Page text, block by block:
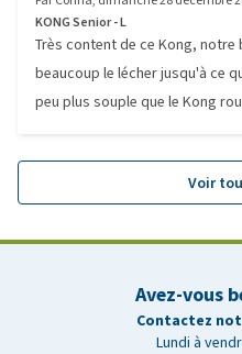
KONG Senior - L
Très content de ce Kong, notre
beaucoup le lécher jusqu'à ce
peu plus souple que le Kong
Voir
Avez-vous
Contactez
Lundi à